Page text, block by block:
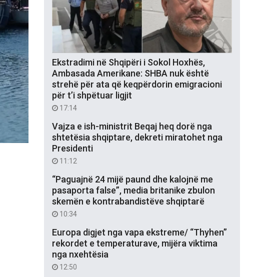
Ekstradimi në Shqipëri i Sokol Hoxhës,
Ambasada Amerikane: SHBA nuk është
strehë për ata që keqpërdorin emigracioni
për t’i shpëtuar ligjit
17:14
Vajza e ish-ministrit Beqaj heq dorë nga
shtetësia shqiptare, dekreti miratohet nga
Presidenti
11:12
“Paguajnë 24 mijë paund dhe kalojnë me
pasaporta false”, media britanike zbulon
skemën e kontrabandistëve shqiptarë
10:34
Europa digjet nga vapa ekstreme/ “Thyhen”
rekordet e temperaturave, mijëra viktima
nga nxehtësia
12:50